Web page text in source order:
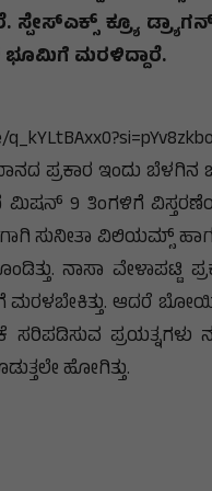
ಸ್ಪೇಸ್‌ಎಕ್ಸ್ ಕ್ರ್ಯೂ
ಮರಳಿದ್ದಾರೆ.
ಪ್ರಕಾರ ಇಂದು ಬೆಳಗಿನ
ಮಿಷನ್ 9 ತಿಂಗಳಿಗೆ
ಸುನೀತಾ ವಿಲಿಯಮ್ಸ್ ಹಾಗೂ
ನಾಸಾ ವೇಳಾಪಟ್ಟಿ
ಆದರೆ
ಪ್ರಯತ್ನಗಳು
ಹೋಗಿತ್ತು.